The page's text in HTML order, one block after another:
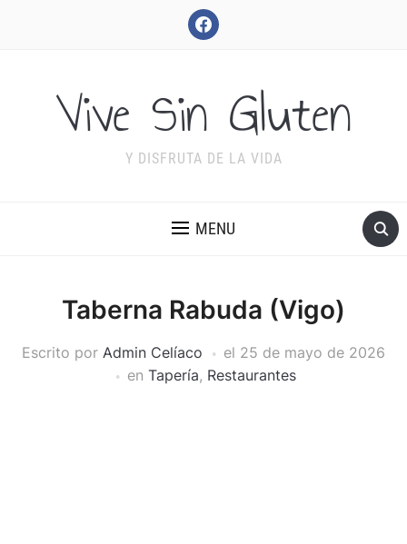
facebook
Vive Sin Gluten
Y DISFRUTA DE LA VIDA
MENU
Taberna Rabuda (Vigo)
Escrito por Admin Celíaco el 25 de mayo de 2026
en Tapería, Restaurantes